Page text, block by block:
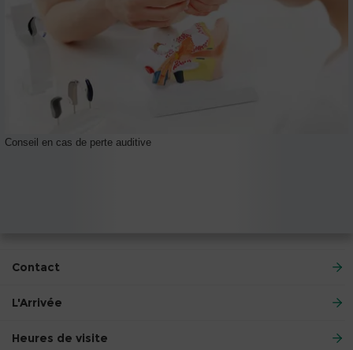
Conseil en cas de perte auditive
Contact
L'Arrivée
Heures de visite